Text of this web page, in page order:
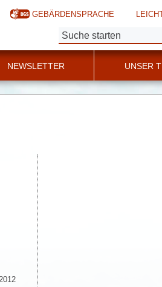
GEBÄRDENSPRACHE
Suche:
NEWSLETTER UNSER